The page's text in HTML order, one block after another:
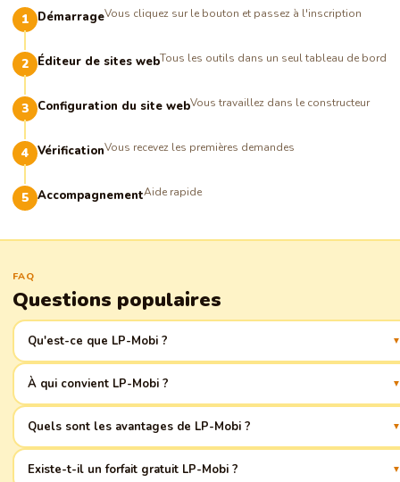
DémarrageVous cliquez sur le bouton et passez à l'inscription
Éditeur de sites webTous les outils dans un seul tableau de bord
Configuration du site webVous travaillez dans le constructeur
VérificationVous recevez les premières demandes
AccompagnementAide rapide
FAQ
Questions populaires
Qu'est-ce que LP-Mobi ?
C'est une plateforme pour la création rapide de landing pages,
spécialement pour le commerce de produits. Démarrage facile et gestion
pratique !
À qui convient LP-Mobi ?
Aux propriétaires d'entreprises de produits qui recherchent un moyen
efficace de présenter leurs produits en ligne.
Quels sont les avantages de LP-Mobi ?
Interface intuitive, adaptabilité aux appareils mobiles, intégration avec des
services populaires.
Existe-t-il un forfait gratuit LP-Mobi ?